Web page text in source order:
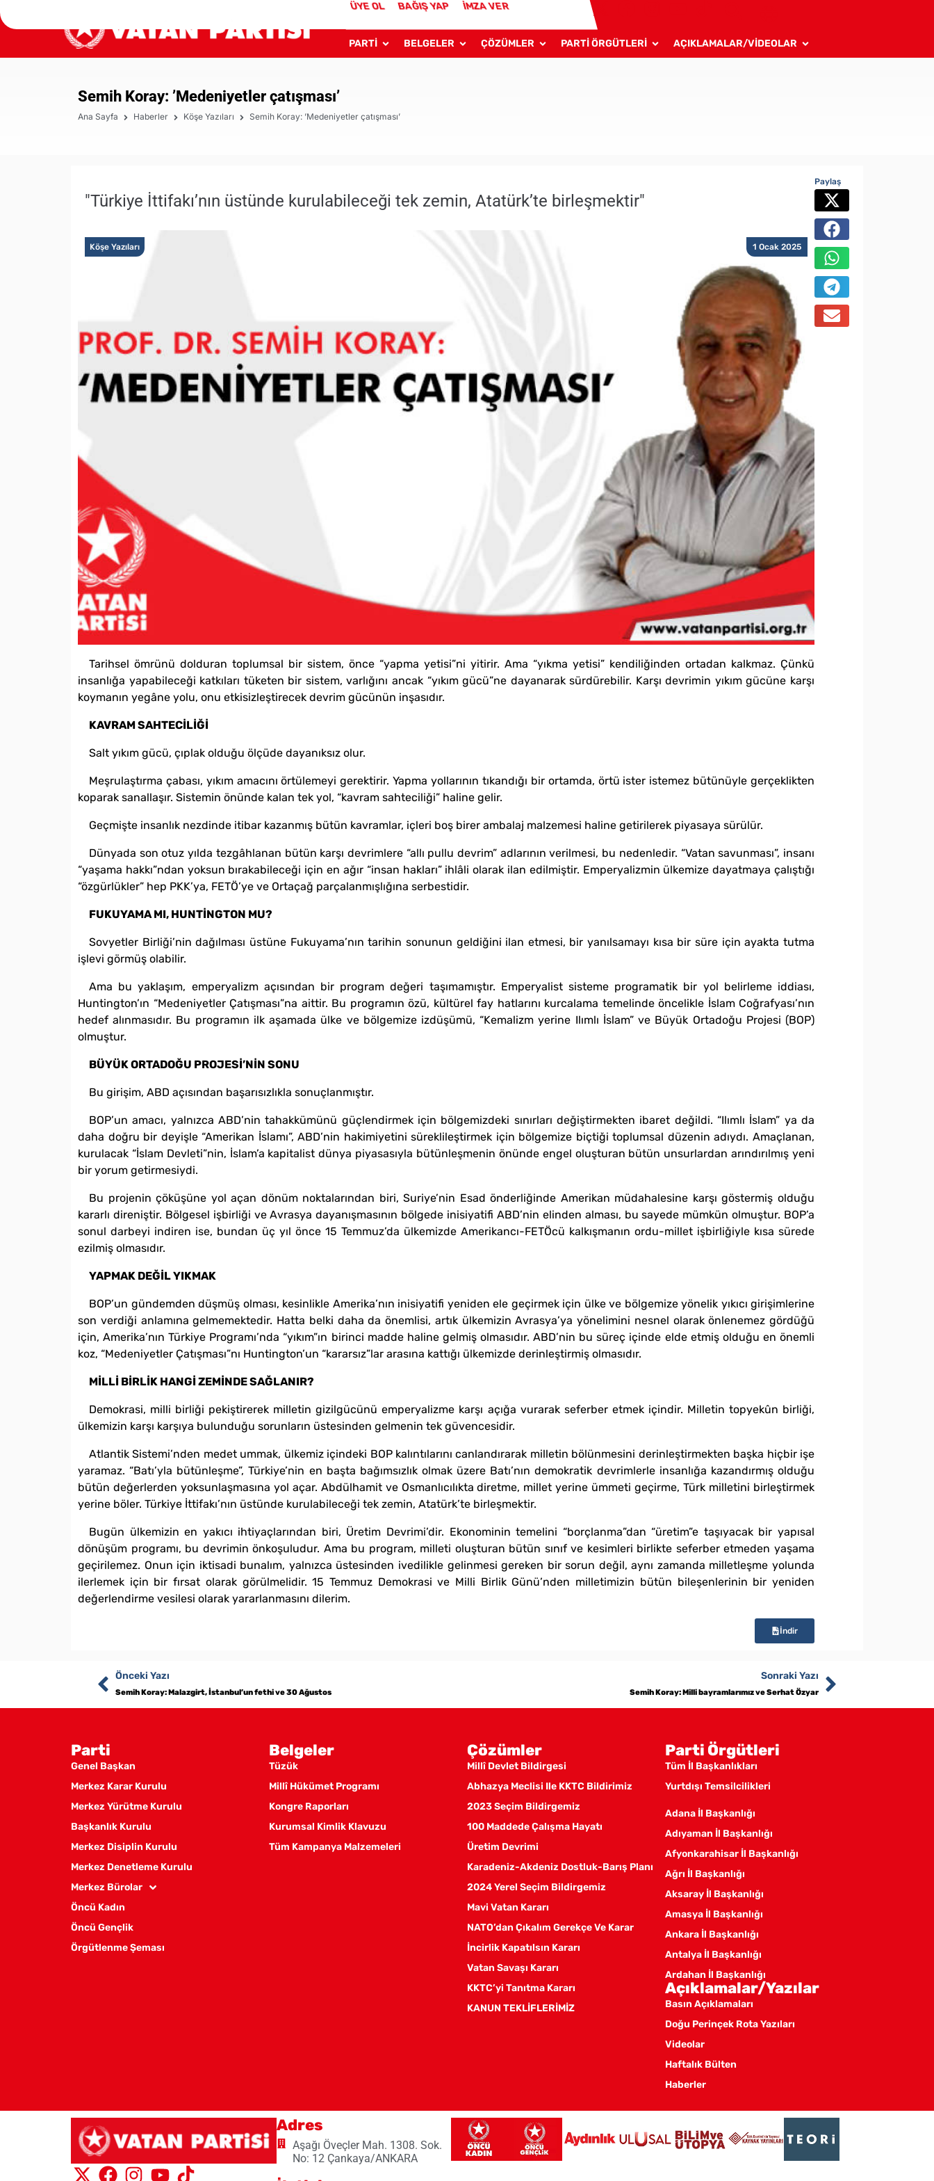
ÜYE OL BAĞIŞ YAP İMZA VER
PARTİ BELGELER ÇÖZÜMLER PARTİ ÖRGÜTLERİ AÇIKLAMALAR/VİDEOLAR
Semih Koray: ’Medeniyetler çatışması’
Ana Sayfa Haberler Köşe Yazıları Semih Koray: ’Medeniyetler çatışması’
"Türkiye İttifakı’nın üstünde kurulabileceği tek zemin, Atatürk’te birleşmektir"
1 Ocak 2025
Köşe Yazıları
Tarihsel ömrünü dolduran toplumsal bir sistem, önce “yapma yetisi”ni yitirir. Ama “yıkma yetisi” kendiliğinden ortadan kalkmaz. Çünkü
insanlığa yapabileceği katkıları tüketen bir sistem, varlığını ancak “yıkım gücü”ne dayanarak sürdürebilir. Karşı devrimin yıkım gücüne karşı
koymanın yegâne yolu, onu etkisizleştirecek devrim gücünün inşasıdır.
KAVRAM SAHTECİLİĞİ
Salt yıkım gücü, çıplak olduğu ölçüde dayanıksız olur.
Meşrulaştırma çabası, yıkım amacını örtülemeyi gerektirir. Yapma yollarının tıkandığı bir ortamda, örtü ister istemez bütünüyle gerçeklikten
koparak sanallaşır. Sistemin önünde kalan tek yol, “kavram sahteciliği” haline gelir.
Geçmişte insanlık nezdinde itibar kazanmış bütün kavramlar, içleri boş birer ambalaj malzemesi haline getirilerek piyasaya sürülür.
Dünyada son otuz yılda tezgâhlanan bütün karşı devrimlere “allı pullu devrim” adlarının verilmesi, bu nedenledir. “Vatan savunması”, insanı
“yaşama hakkı”ndan yoksun bırakabileceği için en ağır “insan hakları” ihlâli olarak ilan edilmiştir. Emperyalizmin ülkemize dayatmaya çalıştığı
“özgürlükler” hep PKK’ya, FETÖ’ye ve Ortaçağ parçalanmışlığına serbestidir.
FUKUYAMA MI, HUNTİNGTON MU?
Sovyetler Birliği’nin dağılması üstüne Fukuyama’nın tarihin sonunun geldiğini ilan etmesi, bir yanılsamayı kısa bir süre için ayakta tutma
işlevi görmüş olabilir.
Ama bu yaklaşım, emperyalizm açısından bir program değeri taşımamıştır. Emperyalist sisteme programatik bir yol belirleme iddiası,
Huntington’ın “Medeniyetler Çatışması”na aittir. Bu programın özü, kültürel fay hatlarını kurcalama temelinde öncelikle İslam Coğrafyası’nın
hedef alınmasıdır. Bu programın ilk aşamada ülke ve bölgemize izdüşümü, “Kemalizm yerine Ilımlı İslam” ve Büyük Ortadoğu Projesi (BOP)
olmuştur.
BÜYÜK ORTADOĞU PROJESİ’NİN SONU
Bu girişim, ABD açısından başarısızlıkla sonuçlanmıştır.
BOP’un amacı, yalnızca ABD’nin tahakkümünü güçlendirmek için bölgemizdeki sınırları değiştirmekten ibaret değildi. “Ilımlı İslam” ya da
daha doğru bir deyişle “Amerikan İslamı”, ABD’nin hakimiyetini süreklileştirmek için bölgemize biçtiği toplumsal düzenin adıydı. Amaçlanan,
kurulacak “İslam Devleti”nin, İslam’a kapitalist dünya piyasasıyla bütünleşmenin önünde engel oluşturan bütün unsurlardan arındırılmış yeni
bir yorum getirmesiydi.
Bu projenin çöküşüne yol açan dönüm noktalarından biri, Suriye’nin Esad önderliğinde Amerikan müdahalesine karşı göstermiş olduğu
kararlı direniştir. Bölgesel işbirliği ve Avrasya dayanışmasının bölgede inisiyatifi ABD’nin elinden alması, bu sayede mümkün olmuştur. BOP’a
sonul darbeyi indiren ise, bundan üç yıl önce 15 Temmuz’da ülkemizde Amerikancı-FETÖcü kalkışmanın ordu-millet işbirliğiyle kısa sürede
ezilmiş olmasıdır.
YAPMAK DEĞİL YIKMAK
BOP’un gündemden düşmüş olması, kesinlikle Amerika’nın inisiyatifi yeniden ele geçirmek için ülke ve bölgemize yönelik yıkıcı girişimlerine
son verdiği anlamına gelmemektedir. Hatta belki daha da önemlisi, artık ülkemizin Avrasya’ya yönelimini nesnel olarak önlenemez gördüğü
için, Amerika’nın Türkiye Programı’nda “yıkım”ın birinci madde haline gelmiş olmasıdır. ABD’nin bu süreç içinde elde etmiş olduğu en önemli
koz, “Medeniyetler Çatışması”nı Huntington’un “kararsız”lar arasına kattığı ülkemizde derinleştirmiş olmasıdır.
MİLLİ BİRLİK HANGİ ZEMİNDE SAĞLANIR?
Demokrasi, milli birliği pekiştirerek milletin gizilgücünü emperyalizme karşı açığa vurarak seferber etmek içindir. Milletin topyekûn birliği,
ülkemizin karşı karşıya bulunduğu sorunların üstesinden gelmenin tek güvencesidir.
Atlantik Sistemi’nden medet ummak, ülkemiz içindeki BOP kalıntılarını canlandırarak milletin bölünmesini derinleştirmekten başka hiçbir işe
yaramaz. “Batı’yla bütünleşme”, Türkiye’nin en başta bağımsızlık olmak üzere Batı’nın demokratik devrimlerle insanlığa kazandırmış olduğu
bütün değerlerden yoksunlaşmasına yol açar. Abdülhamit ve Osmanlıcılıkta diretme, millet yerine ümmeti geçirme, Türk milletini birleştirmek
yerine böler. Türkiye İttifakı’nın üstünde kurulabileceği tek zemin, Atatürk’te birleşmektir.
Bugün ülkemizin en yakıcı ihtiyaçlarından biri, Üretim Devrimi’dir. Ekonominin temelini “borçlanma”dan “üretim”e taşıyacak bir yapısal
dönüşüm programı, bu devrimin önkoşuludur. Ama bu program, milleti oluşturan bütün sınıf ve kesimleri birlikte seferber etmeden yaşama
geçirilemez. Onun için iktisadi bunalım, yalnızca üstesinden ivedilikle gelinmesi gereken bir sorun değil, aynı zamanda milletleşme yolunda
ilerlemek için bir fırsat olarak görülmelidir. 15 Temmuz Demokrasi ve Milli Birlik Günü’nden milletimizin bütün bileşenlerinin bir yeniden
değerlendirme vesilesi olarak yararlanmasını dilerim.
İndir
Paylaş
Önceki Yazı
Semih Koray: Malazgirt, İstanbul’un fethi ve 30 Ağustos
Sonraki Yazı
Semih Koray: Milli bayramlarımız ve Serhat Özyar
Parti
Genel Başkan
Merkez Karar Kurulu
Merkez Yürütme Kurulu
Başkanlık Kurulu
Merkez Disiplin Kurulu
Merkez Denetleme Kurulu
Merkez Bürolar
Öncü Kadın
Öncü Gençlik
Örgütlenme Şeması
Belgeler
Tüzük
Millî Hükümet Programı
Kongre Raporları
Kurumsal Kimlik Klavuzu
Tüm Kampanya Malzemeleri
Çözümler
Millî Devlet Bildirgesi
Abhazya Meclisi Ile KKTC Bildirimiz
2023 Seçim Bildirgemiz
100 Maddede Çalışma Hayatı
Üretim Devrimi
Karadeniz-Akdeniz Dostluk-Barış Planı
2024 Yerel Seçim Bildirgemiz
Mavi Vatan Kararı
NATO’dan Çıkalım Gerekçe Ve Karar
İncirlik Kapatılsın Kararı
Vatan Savaşı Kararı
KKTC’yi Tanıtma Kararı
KANUN TEKLİFLERİMİZ
Parti Örgütleri
Tüm İl Başkanlıkları
Yurtdışı Temsilcilikleri
Adana İl Başkanlığı
Adıyaman İl Başkanlığı
Afyonkarahisar İl Başkanlığı
Ağrı İl Başkanlığı
Aksaray İl Başkanlığı
Amasya İl Başkanlığı
Ankara İl Başkanlığı
Antalya İl Başkanlığı
Ardahan İl Başkanlığı
Artvin İl Başkanlığı
Bitlis İl Başkanlığı
Açıklamalar/Yazılar
Basın Açıklamaları
Doğu Perinçek Rota Yazıları
Videolar
Haftalık Bülten
Haberler
Adres
Aşağı Öveçler Mah. 1308. Sok.
No: 12 Çankaya/ANKARA